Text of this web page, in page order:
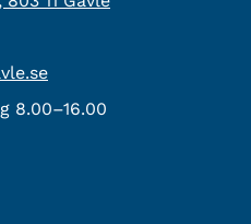
8.00–16.00